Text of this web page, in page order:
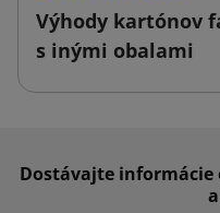
Výhody kartónov
s inými obalami
Dostávajte informácie